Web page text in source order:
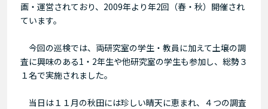
画・運営されており、2009年より年2回（春・秋）開催され
ています。
今回の巡検では、両研究室の学生・教員に加えて土壌の調
査に興味のある1・2年生や他研究室の学生も参加し、総勢３
１名で実施されました。
当日は１１月の秋田には珍しい晴天に恵まれ、４つの調査